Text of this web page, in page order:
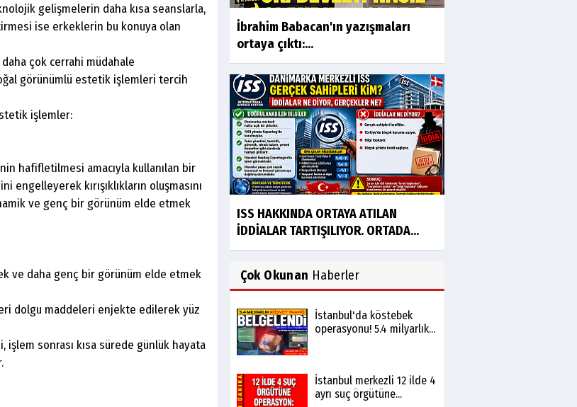
gelişmelerin daha kısa seanslarla,
ise erkeklerin bu konuya olan
çok cerrahi müdahale
görünümlü estetik işlemleri tercih
işlemler:
hafifletilmesi amacıyla kullanılan bir
kırışıklıkların oluşmasını
ve genç bir görünüm elde etmek
ve daha genç bir görünüm elde etmek
dolgu maddeleri enjekte edilerek yüz
sonrası kısa sürede günlük hayata
İbrahim Babacan'ın yazışmaları
ortaya çıktı:...
ISS HAKKINDA ORTAYA ATILAN
İDDİALAR TARTIŞILIYOR. ORTADA...
Çok Okunan Haberler
İstanbul'da köstebek
operasyonu! 5.4 milyarlık...
İstanbul merkezli 12 ilde 4
ayrı suç örgütüne...